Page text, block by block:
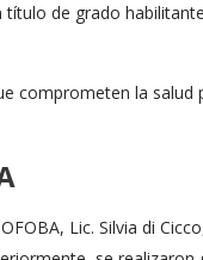
de grado
comprometen la salud
Lic. Silvia di